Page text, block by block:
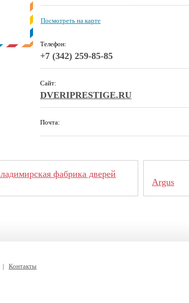
Посмотреть на карте
Телефон:
+7 (342) 259-85-85
Сайт:
DVERIPRESTIGE.RU
Почта:
фабрика дверей
Argus
| Контакты